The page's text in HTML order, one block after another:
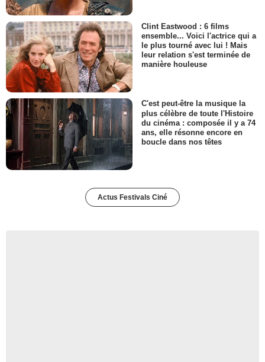
Clint Eastwood : 6 films
ensemble... Voici l'actrice qui a
le plus tourné avec lui ! Mais
leur relation s'est terminée de
manière houleuse
C'est peut-être la musique la
plus célèbre de toute l'Histoire
du cinéma : composée il y a 74
ans, elle résonne encore en
boucle dans nos têtes
Actus Festivals Ciné